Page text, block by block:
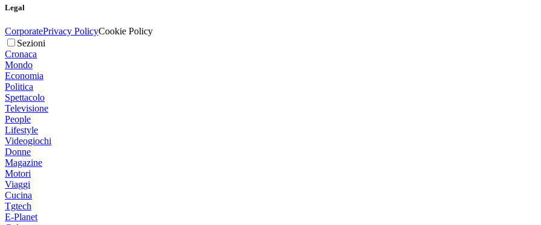
Legal
CorporatePrivacy PolicyCookie Policy
Sezioni
Cronaca
Mondo
Economia
Politica
Spettacolo
Televisione
People
Lifestyle
Videogiochi
Donne
Magazine
Motori
Viaggi
Cucina
Tgtech
E-Planet